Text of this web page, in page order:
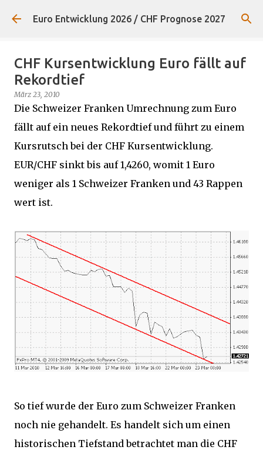
Direkt zum Hauptbereich
Euro Entwicklung 2026 / CHF Prognose 2027
CHF Kursentwicklung Euro fällt auf
Rekordtief
März 23, 2010
Die Schweizer Franken Umrechnung zum Euro
fällt auf ein neues Rekordtief und führt zu einem
Kursrutsch bei der CHF Kursentwicklung.
EUR/CHF sinkt bis auf 1,4260, womit 1 Euro
weniger als 1 Schweizer Franken und 43 Rappen
wert ist.
So tief wurde der Euro zum Schweizer Franken
noch nie gehandelt. Es handelt sich um einen
historischen Tiefstand betrachtet man die CHF